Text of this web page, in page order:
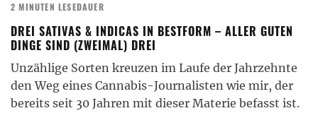
2 MINUTEN LESEDAUER
DREI SATIVAS & INDICAS IN BESTFORM – ALLER GUTEN
DINGE SIND (ZWEIMAL) DREI
Unzählige Sorten kreuzen im Laufe der Jahrzehnte
den Weg eines Cannabis-Journalisten wie mir, der
bereits seit 30 Jahren mit dieser Materie befasst ist.